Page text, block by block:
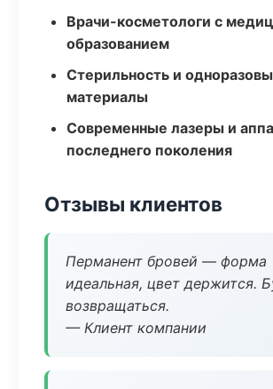
Врачи-косметологи с
образованием
Стерильность и
материалы
Современные лазеры и
последнего поколения
Отзывы клиентов
Перманент бровей — форма
идеальная, цвет держится.
возвращаться.
— Клиент компании